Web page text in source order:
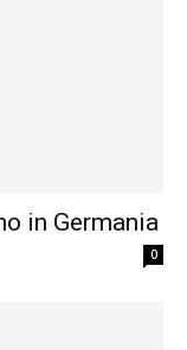
in Germania
0